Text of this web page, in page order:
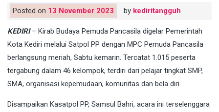
Posted on 13 November 2023 by kediritangguh
KEDIRI– Kirab Budaya Pemuda Pancasila digelar Pemerintah
Kota Kediri melalui Satpol PP dengan MPC Pemuda Pancasila
berlangsung meriah, Sabtu kemarin. Tercatat 1.015 peserta
tergabung dalam 46 kelompok, terdiri dari pelajar tingkat SMP,
SMA, organisasi kepemudaan, komunitas dan bela diri.
Disampaikan Kasatpol PP, Samsul Bahri, acara ini terselenggara